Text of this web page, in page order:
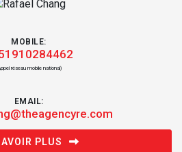
MOBILE:
réseau mobile national)
EMAIL:
PLUS